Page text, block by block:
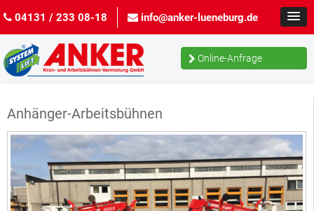
04131 / 233 08-18 info@anker-lueneburg.de
Online-Anfrage
Anhänger-Arbeitsbühnen